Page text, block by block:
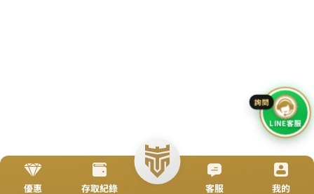
加入好友 立即來電